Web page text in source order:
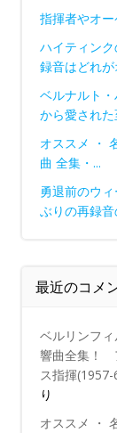
指揮者やオ
ハイティン
録音はどれが
ベルナルト
から愛された
オススメ ・
曲 全集・...
勇退前のウ
ぶりの再録音
最近のコメ
ベルリンフ
響曲全集！
ス指揮(1957-
り
オススメ ・